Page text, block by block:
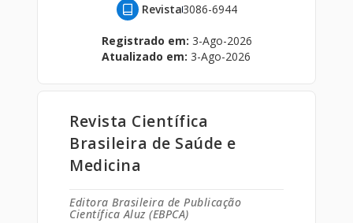
Revista3086-6944
Registrado em: 3-Ago-2026
Atualizado em: 3-Ago-2026
Revista Científica
Brasileira de Saúde e
Medicina
Editora Brasileira de Publicação
Científica Aluz (EBPCA)